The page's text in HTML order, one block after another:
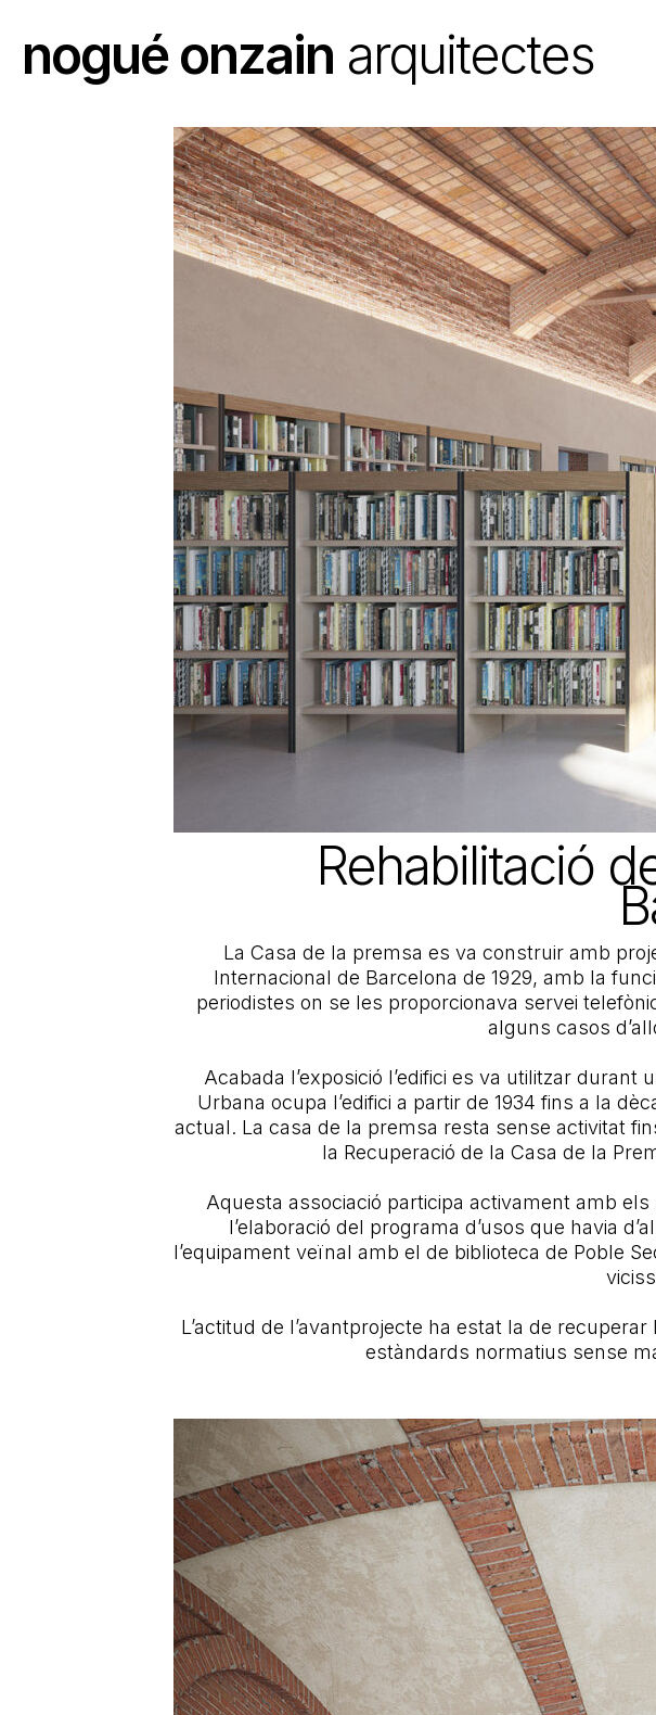
contenido
nogué onzain arquitectes
Rehabilitació
La Casa de la premsa es va construir amb
Internacional de Barcelona de 1929, amb la
periodistes on se les proporcionava servei
alguns casos
Acabada l’exposició l’edifici es va utilitzar
Urbana ocupa l’edifici a partir de 1934 fins a la
actual. La casa de la premsa resta sense activitat
la Recuperació de la Casa de la
Aquesta associació participa activament amb
l’elaboració del programa d’usos que havia
l’equipament veïnal amb el de biblioteca de Poble
L’actitud de l’avantprojecte ha estat la de
estàndards normatius sense